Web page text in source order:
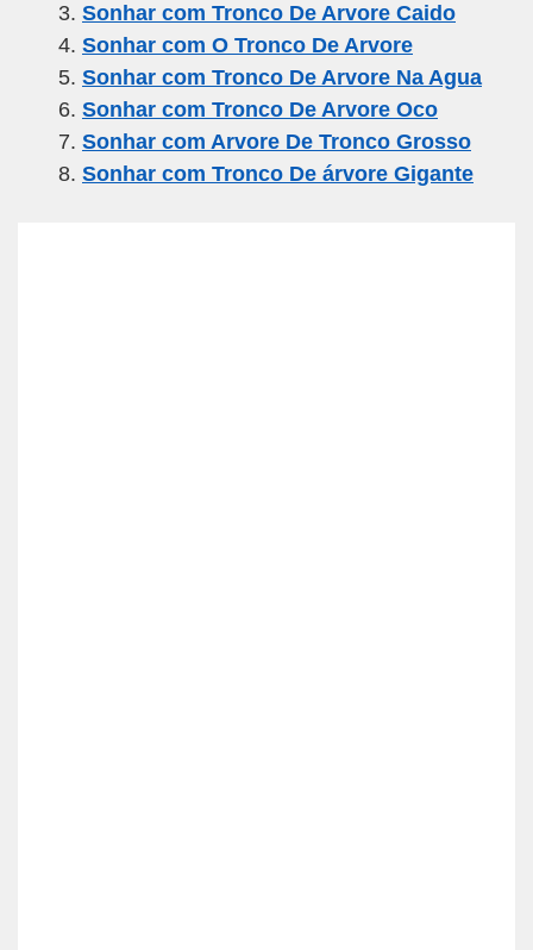
o
o
k
m p
p
Sonhar com Tronco De Arvore Caido
Sonhar com O Tronco De Arvore
Sonhar com Tronco De Arvore Na Agua
Sonhar com Tronco De Arvore Oco
Sonhar com Arvore De Tronco Grosso
Sonhar com Tronco De árvore Gigante